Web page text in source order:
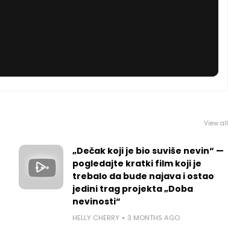
View all
„Dečak koji je bio suviše nevin“ —
pogledajte kratki film koji je
trebalo da bude najava i ostao
jedini trag projekta „Doba
nevinosti“
HELLY CHERRY 3 MONTHS AGO